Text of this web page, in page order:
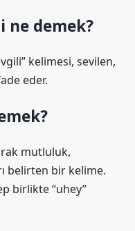
ne demek?
kelimesi, sevilen,
eder.
mutluluk,
belirten bir kelime.
birlikte “uhey”